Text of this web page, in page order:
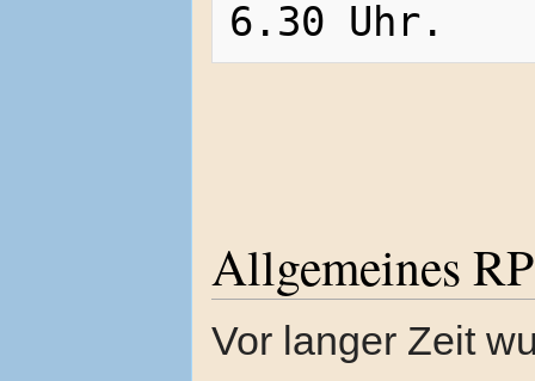
Allgemeines RP
Vor langer Zeit